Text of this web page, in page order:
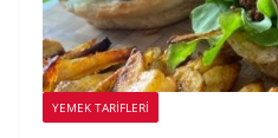
YEMEK TARİFLERİ